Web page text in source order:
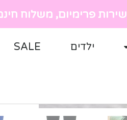
שירות פרימיום, משלוח חינם
ילדים SALE